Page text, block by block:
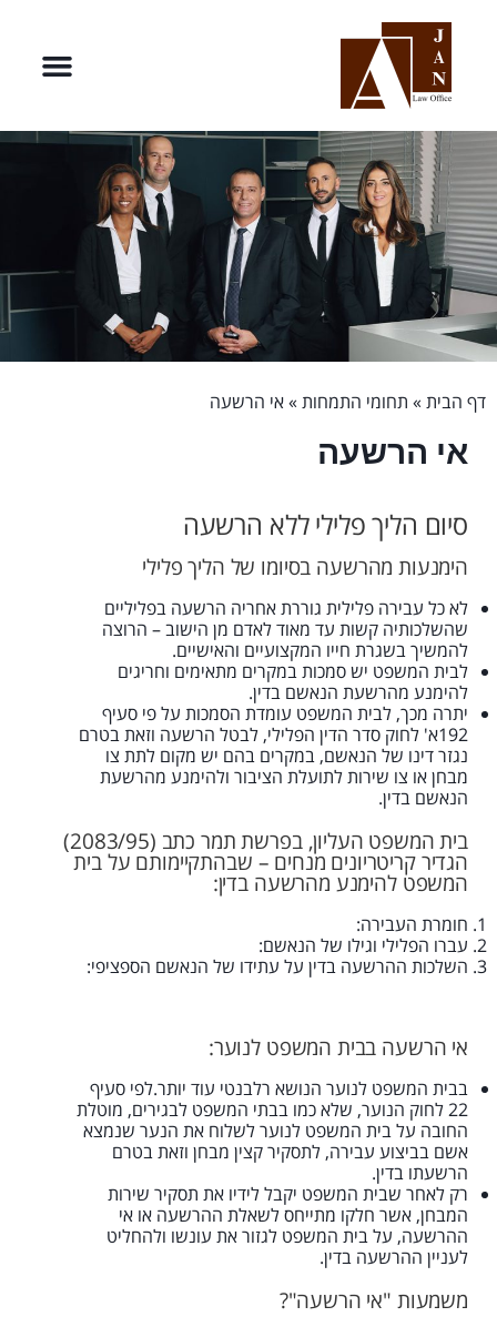
דף הבית » תחומי התמחות »אי הרשעה
אי הרשעה
סיום הליך פלילי ללא הרשעה
הימנעות מהרשעה בסיומו של הליך פלילי
לא כל עבירה פלילית גוררת אחריה הרשעה בפליליים
שהשלכותיה קשות עד מאוד לאדם מן הישוב – הרוצה
להמשיך בשגרת חייו המקצועיים והאישיים.
לבית המשפט יש סמכות במקרים מתאימים וחריגים
להימנע מהרשעת הנאשם בדין.
יתרה מכך, לבית המשפט עומדת הסמכות על פי סעיף
192א' לחוק סדר הדין הפלילי, לבטל הרשעה וזאת בטרם
נגזר דינו של הנאשם, במקרים בהם יש מקום לתת צו
מבחן או צו שירות לתועלת הציבור ולהימנע מהרשעת
הנאשם בדין.
בית המשפט העליון, בפרשת תמר כתב (2083/95)
הגדיר קריטריונים מנחים – שבהתקיימותם על בית
המשפט להימנע מהרשעה בדין:
חומרת העבירה:
עברו הפלילי וגילו של הנאשם:
השלכות ההרשעה בדין על עתידו של הנאשם הספציפי:
אי הרשעה בבית המשפט לנוער:
בבית המשפט לנוער הנושא רלבנטי עוד יותר.לפי סעיף
22 לחוק הנוער, שלא כמו בבתי המשפט לבגירים, מוטלת
החובה על בית המשפט לנוער לשלוח את הנער שנמצא
אשם בביצוע עבירה, לתסקיר קצין מבחן וזאת בטרם
הרשעתו בדין.
רק לאחר שבית המשפט יקבל לידיו את תסקיר שירות
המבחן, אשר חלקו מתייחס לשאלת ההרשעה או אי
ההרשעה, על בית המשפט לגזור את עונשו ולהחליט
לעניין ההרשעה בדין.
משמעות "אי הרשעה"?